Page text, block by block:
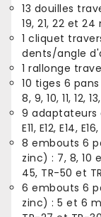
13 douilles
19, 21, 22 et 24
1 cliquet
dents/angle
1 rallonge
10 tiges 6
8, 9, 10, 11, 12,
9 adaptateurs
E11, E12, E14,
8 embouts 6
zinc) : 7, 8, 10
45, TR-50 et
6 embouts 6
zinc) : 5 et 6